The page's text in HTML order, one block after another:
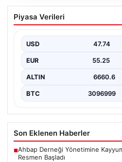
Ertuğrul Özkök ifade
ucundan bile geçmez”
Piyasa Verileri
USD 47.74
EUR 55.25
ALTIN 6660.6
BTC 3096999
Son Eklenen Haberler
■Ahbap Derneği Yönetimine
Resmen Başladı